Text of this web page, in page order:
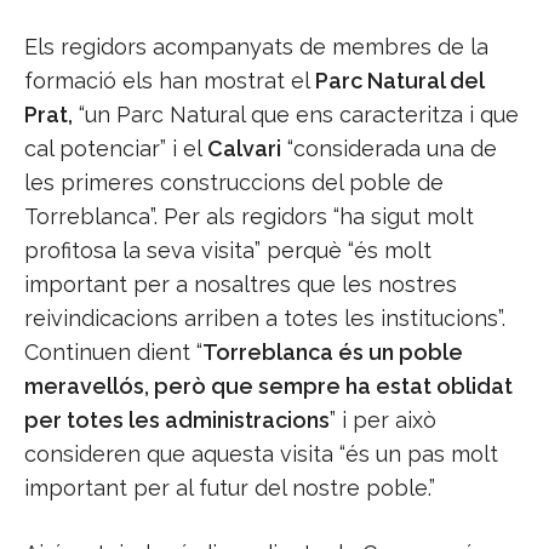
Els regidors acompanyats de membres de la
formació els han mostrat el Parc Natural del
Prat, “un Parc Natural que ens caracteritza i que
cal potenciar” i el Calvari “considerada una de
les primeres construccions del poble de
Torreblanca”. Per als regidors “ha sigut molt
profitosa la seva visita” perquè “és molt
important per a nosaltres que les nostres
reivindicacions arriben a totes les institucions”.
Continuen dient “Torreblanca és un poble
meravellós, però que sempre ha estat oblidat
per totes les administracions” i per això
consideren que aquesta visita “és un pas molt
important per al futur del nostre poble.”